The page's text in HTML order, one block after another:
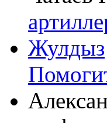
Жулдыз